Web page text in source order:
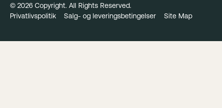
© 2026Copyright. All Rights Reserved.
Privatlivspolitik
Salg- og leveringsbetingelser Site Map